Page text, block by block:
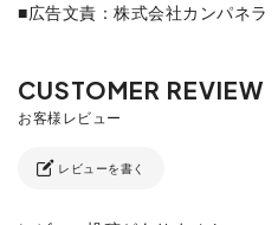
■広告文責：株式会社カンパネラ
レビューを書く